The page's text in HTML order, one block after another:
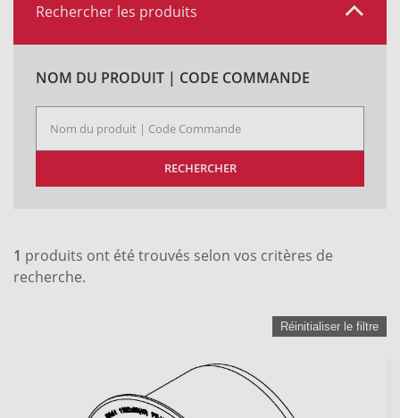
Rechercher les produits
NOM DU PRODUIT | CODE COMMANDE
RECHERCHER
1 produits ont été trouvés selon vos critères de
recherche.
Réinitialiser le filtre